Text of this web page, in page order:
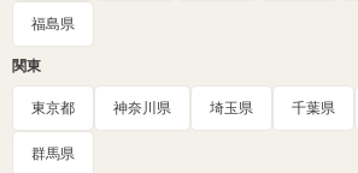
福島県
関東
東京都 神奈川県 埼玉県 千葉県
群馬県